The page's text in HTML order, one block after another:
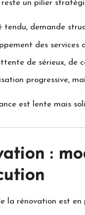
reste un pilier
tendu, demande
des services
de sérieux, de
progressive,
est lente mais
:
la rénovation est en